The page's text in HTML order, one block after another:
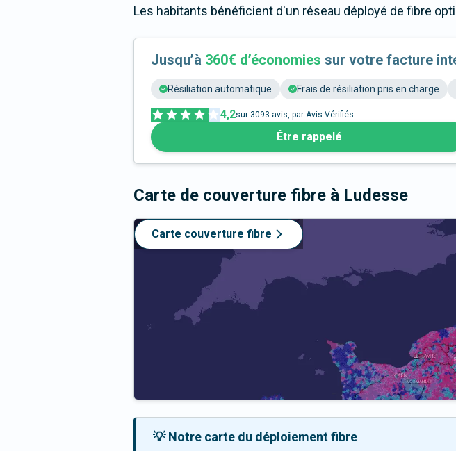
Les habitants bénéficient d'un réseau déployé de fibre
Jusqu’à 360€ d’économies sur votre facture
Résiliation automatique Frais de résiliation pris en charge
4,2sur 3093 avis, par Avis Vérifiés
Être rappelé
Carte de couverture fibre à Ludesse
Carte couverture fibre
💡 Notre carte du déploiement fibre